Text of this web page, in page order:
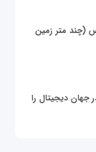
متاورس (چند متر زمین
دیجیتال را